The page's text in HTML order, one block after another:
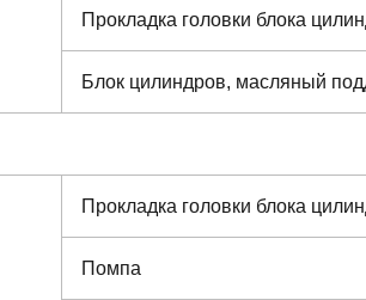
Прокладка головки блока
Блок цилиндров, масляный
Прокладка головки блока
Помпа